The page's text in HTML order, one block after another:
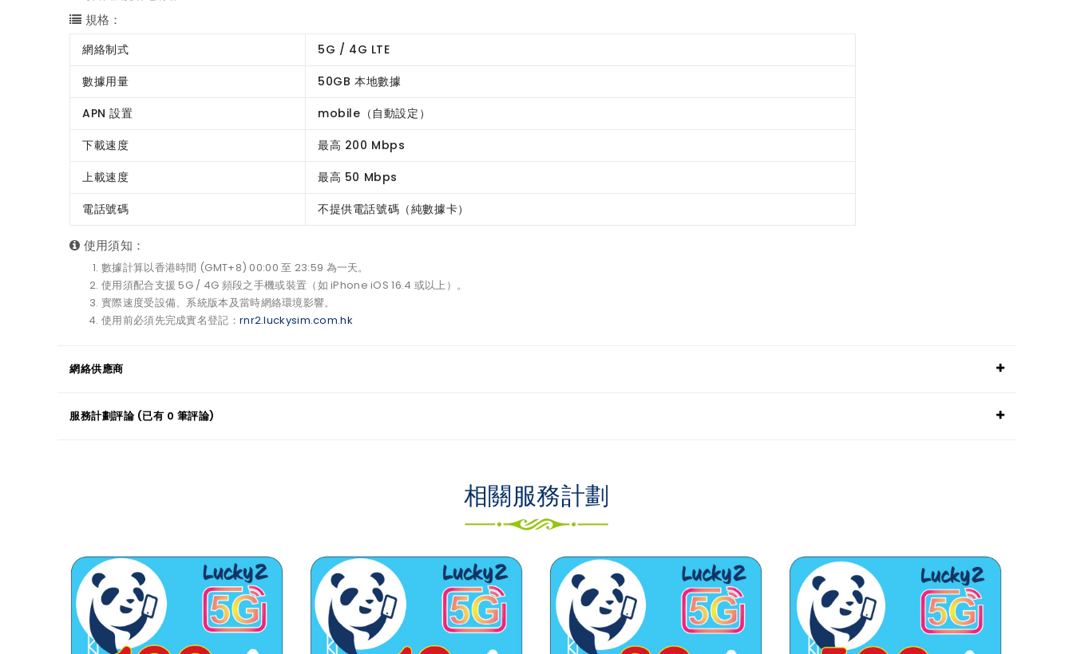
規格：
網絡制式
5G / 4G LTE
數據用量
50GB 本地數據
APN 設置
mobile（自動設定）
下載速度
最高 200 Mbps
上載速度
最高 50 Mbps
電話號碼
不提供電話號碼（純數據卡）
使用須知：
數據計算以香港時間 (GMT+8) 00:00 至 23:59 為一天。
使用須配合支援 5G / 4G 頻段之手機或裝置（如 iPhone iOS 16.4 或以上）。
實際速度受設備、系統版本及當時網絡環境影響。
使用前必須先完成實名登記： rnr2.luckysim.com.hk
網絡供應商
服務計劃評論 (已有 0 筆評論)
相關服務計劃